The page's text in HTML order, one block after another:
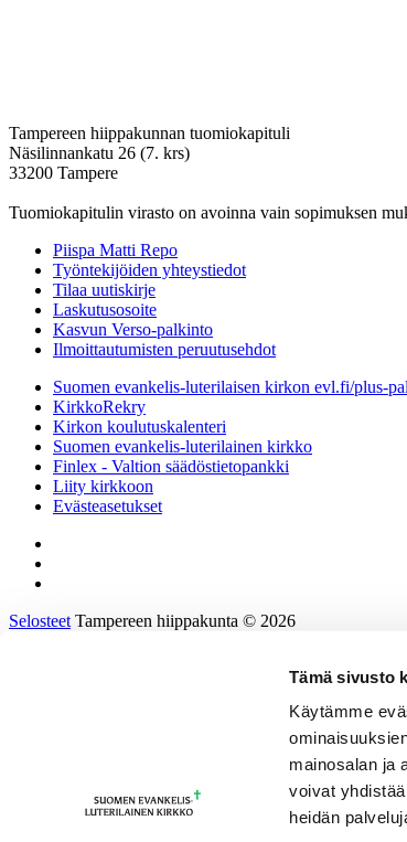
Tämä sivusto
Käytämme
mainosalan ja
voivat
heidän
Tampereen hiippakunnan tuomiokapituli
Näsilinnankatu 26 (7. krs)
33200 Tampere
Tuomiokapitulin virasto on avoinna vain sopimuksen
Piispa Matti Repo
Työntekijöiden yhteystiedot
Tilaa uutiskirje
Laskutusosoite
Kasvun Verso-palkinto
Ilmoittautumisten peruutusehdot
Suomen evankelis-luterilaisen kirkon evl.fi/plus-
KirkkoRekry
Kirkon koulutuskalenteri
Suomen evankelis-luterilainen kirkko
Finlex - Valtion säädöstietopankki
Liity kirkkoon
Evästeasetukset
Selosteet Tampereen hiippakunta © 2026
Kalenteri